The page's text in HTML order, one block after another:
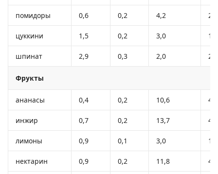
помидоры 0,6 0,2 4,2 20
цуккини 1,5 0,2 3,0 16
шпинат 2,9 0,3 2,0 22
Фрукты
ананасы 0,4 0,2 10,6 49
инжир 0,7 0,2 13,7 49
лимоны 0,9 0,1 3,0 16
нектарин 0,9 0,2 11,8 48